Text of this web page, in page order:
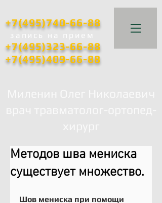
+7(495)740-66-88
запись на прием
+7(495)323-66-88
+7(495)409-66-88
Методов шва мениска
существует множество.
Шов мениска при помощи